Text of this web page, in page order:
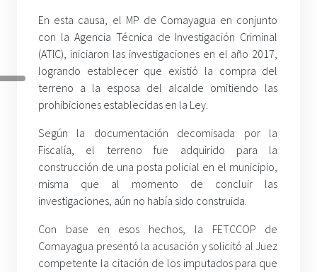
En esta causa, el MP de Comayagua en conjunto
con la Agencia Técnica de Investigación Criminal
(ATIC), iniciaron las investigaciones en el año 2017,
logrando establecer que existió la compra del
terreno a la esposa del alcalde omitiendo las
prohibiciones establecidas en la Ley.
Según la documentación decomisada por la
Fiscalía, el terreno fue adquirido para la
construcción de una posta policial en el municipio,
misma que al momento de concluir las
investigaciones, aún no había sido construida.
Con base en esos hechos, la FETCCOP de
Comayagua presentó la acusación y solicitó al Juez
competente la citación de los imputados para que